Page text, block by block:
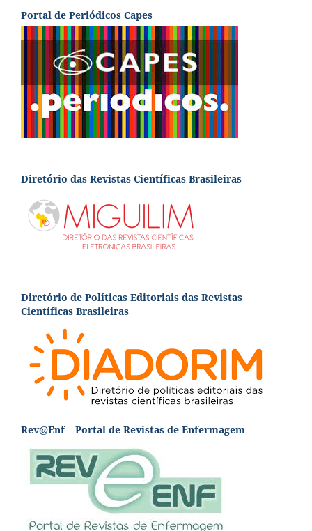
Portal de Periódicos Capes
Diretório das Revistas Científicas Brasileiras
Diretório de Políticas Editoriais das Revistas
Científicas Brasileiras
Rev@Enf – Portal de Revistas de Enfermagem